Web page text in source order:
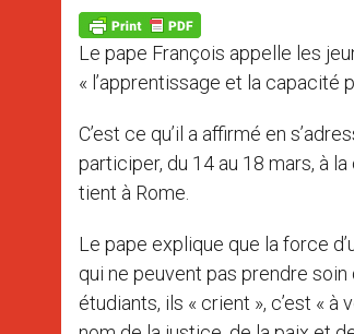
p
p
g
e
r
k
Le pape François appelle les
« l’apprentissage et la capacité
C’est ce qu’il a affirmé en
participer, du 14 au 18 mars, à
tient à Rome.
Le pape explique que la force
qui ne peuvent pas prendre soin
étudiants, ils « crient », c’est «